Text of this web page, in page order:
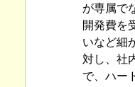
が専属で
開発費を
いなど細
対し、社
で、ハー